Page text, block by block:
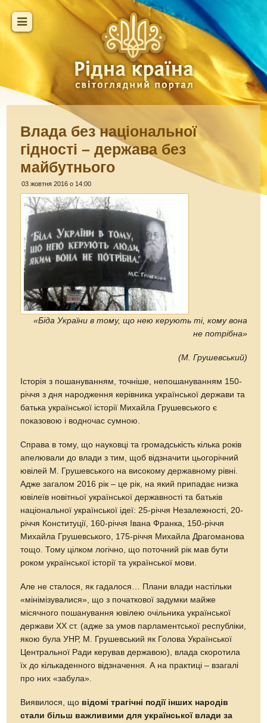
Влада без національної
гідності – держава без
майбутнього
03 жовтня 2016 о 14:00
«Біда України в тому, що нею керують ті, кому вона
не потрібна»
(М. Грушевський)
Історія з пошануванням, точніше, непошануванням 150-
річчя з дня народження керівника української держави та
батька української історії Михайла Грушевського є
показовою і водночас сумною.
Справа в тому, що науковці та громадськість кілька років
апелювали до влади з тим, щоб відзначити цьогорічний
ювілей М. Грушевського на високому державному рівні.
Адже загалом 2016 рік – це рік, на який припадає низка
ювілеїв новітньої української державності та батьків
національної української ідеї: 25-річчя Незалежності, 20-
річчя Конституції, 160-річчя Івана Франка, 150-річчя
Михайла Грушевського, 175-річчя Михайла Драгоманова
тощо. Тому цілком логічно, що поточний рік мав бути
роком української історії та української мови.
Але не сталося, як гадалося… Плани влади настільки
«мінімізувалися», що з початкової задумки майже
місячного пошанування ювілею очільника української
держави ХХ ст. (адже за умов парламентської республіки,
якою була УНР, М. Грушевський як Голова Української
Центральної Ради керував державою), влада скоротила
їх до кількаденного відзначення. А на практиці – взагалі
про них «забула».
Виявилося, що відомі трагічні події інших народів
стали більш важливими для української влади за